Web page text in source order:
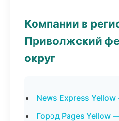
Компании в
Приволжский
округ
News Express
Город Pages Yellow